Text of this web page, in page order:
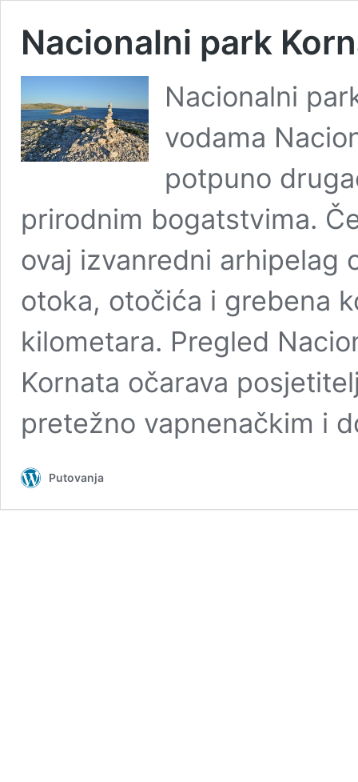
Nacionalni park
Nacionalni
vodama
potpuno
prirodnim bogatstvima.
ovaj izvanredni arhipelag
otoka, otočića i grebena
kilometara. Pregled
Kornata očarava
pretežno vapnenačkim i
Putovanja